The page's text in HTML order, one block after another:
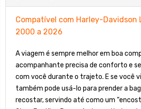
Compatível com Harley-Davidson
2000 a 2026
A viagem é sempre melhor em boa
acompanhante precisa de conforto e
com você durante o trajeto. E se você
também pode usá-lo para prender a
recostar, servindo até como um